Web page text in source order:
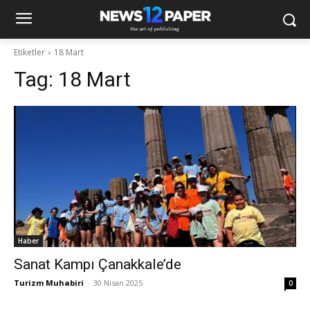
Etiketler 18 Mart
Tag: 18 Mart
Haber
Sanat Kampı Çanakkale’de
Turizm Muhabiri - 30 Nisan 2025 0